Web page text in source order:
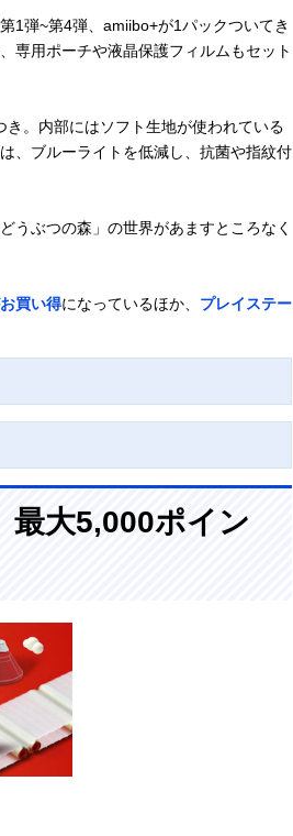
1弾~第4弾、amiibo+が1パックついてき
専用ポーチや液晶保護フィルムもセット
。内部にはソフト生地が使われている
、ブルーライトを低減し、抗菌や指紋付
ぶつの森」の世界があますところなく
買い得になっているほか、 プレイステー
最大5,000ポイン